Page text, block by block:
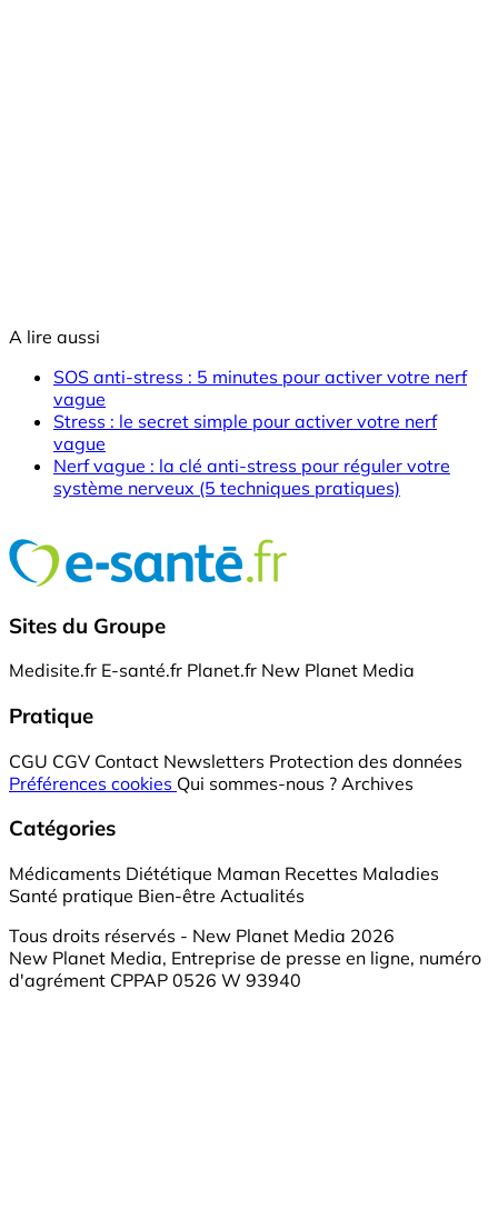
A lire aussi
SOS anti-stress : 5 minutes pour activer votre nerf
vague
Stress : le secret simple pour activer votre nerf
vague
Nerf vague : la clé anti-stress pour réguler votre
système nerveux (5 techniques pratiques)
Sites du Groupe
Medisite.fr E-santé.fr Planet.fr New Planet Media
Pratique
CGU CGV Contact Newsletters Protection des données
Préférences cookies Qui sommes-nous ? Archives
Catégories
Médicaments Diététique Maman Recettes Maladies
Santé pratique Bien-être Actualités
Tous droits réservés - New Planet Media 2026
New Planet Media, Entreprise de presse en ligne, numéro
d'agrément CPPAP 0526 W 93940